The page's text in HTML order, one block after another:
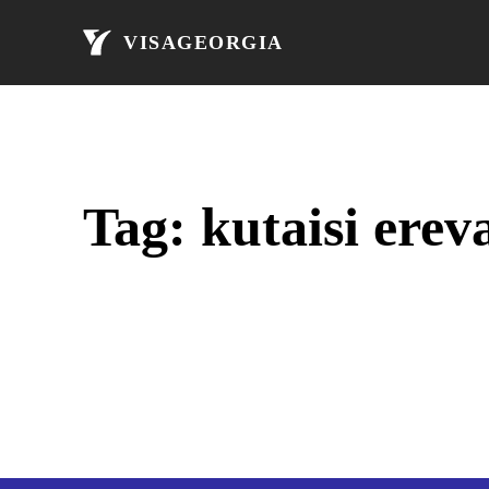
VISAGEORGIA
Tag: kutaisi